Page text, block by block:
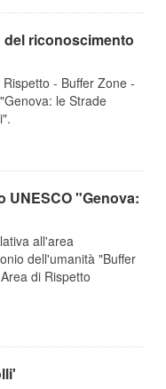
riconoscimento
- Buffer Zone -
le Strade
UNESCO "Genova:
all'area
dell'umanità "Buffer
di Rispetto